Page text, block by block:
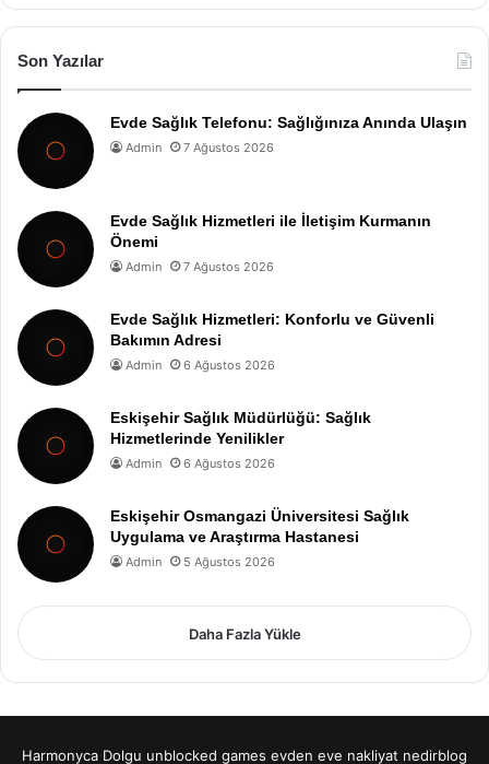
Son Yazılar
Evde Sağlık Telefonu: Sağlığınıza Anında Ulaşın
Admin 7 Ağustos 2026
Evde Sağlık Hizmetleri ile İletişim Kurmanın
Önemi
Admin 7 Ağustos 2026
Evde Sağlık Hizmetleri: Konforlu ve Güvenli
Bakımın Adresi
Admin 6 Ağustos 2026
Eskişehir Sağlık Müdürlüğü: Sağlık
Hizmetlerinde Yenilikler
Admin 6 Ağustos 2026
Eskişehir Osmangazi Üniversitesi Sağlık
Uygulama ve Araştırma Hastanesi
Admin 5 Ağustos 2026
Daha Fazla Yükle
Harmonyca Dolgu unblocked games evden eve nakliyat nedirblog